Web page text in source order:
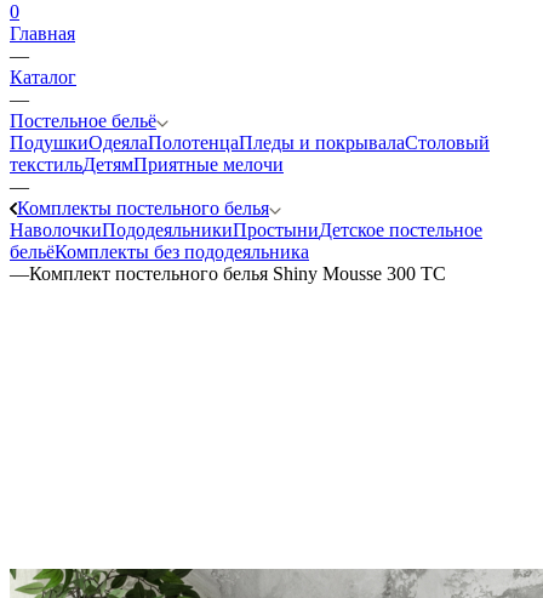
0
Главная
—
Каталог
—
Постельное бельё
ПодушкиОдеялаПолотенцаПледы и покрывалаСтоловый
текстильДетямПриятные мелочи
—
Комплекты постельного белья
НаволочкиПододеяльникиПростыниДетское постельное
бельёКомплекты без пододеяльника
—Комплект постельного белья Shiny Mousse 300 ТС